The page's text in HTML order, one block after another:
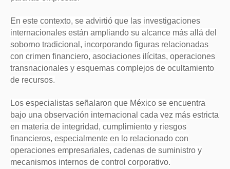
En este contexto, se advirtió que las investigaciones
internacionales están ampliando su alcance más allá del
soborno tradicional, incorporando figuras relacionadas
con crimen financiero, asociaciones ilícitas, operaciones
transnacionales y esquemas complejos de ocultamiento
de recursos.
Los especialistas señalaron que México se encuentra
bajo una observación internacional cada vez más estricta
en materia de integridad, cumplimiento y riesgos
financieros, especialmente en lo relacionado con
operaciones empresariales, cadenas de suministro y
mecanismos internos de control corporativo.